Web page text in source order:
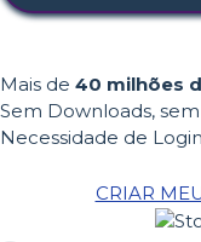
Mais de 40 milhões
Sem Downloads,
Necessidade de
CRIAR